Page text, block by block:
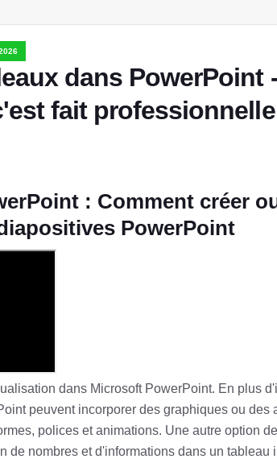
dans PowerPoint
fait
: Comment créer
PowerPoint
dans Microsoft PowerPoint. En plus
peuvent incorporer des graphiques ou des
polices et animations. Une autre option
de nombres et d'informations dans un tableau